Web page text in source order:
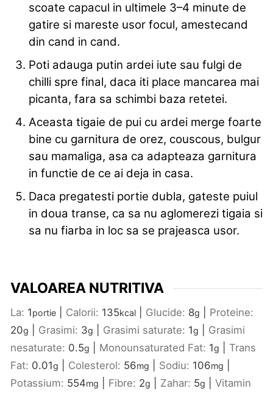
scoate capacul in ultimele 3–4 minute de
gatire si mareste usor focul, amestecand
din cand in cand.
Poti adauga putin ardei iute sau fulgi de
chilli spre final, daca iti place mancarea mai
picanta, fara sa schimbi baza retetei.
Aceasta tigaie de pui cu ardei merge foarte
bine cu garnitura de orez, couscous, bulgur
sau mamaliga, asa ca adapteaza garnitura
in functie de ce ai deja in casa.
Daca pregatesti portie dubla, gateste puiul
in doua transe, ca sa nu aglomerezi tigaia si
sa nu fiarba in loc sa se prajeasca usor.
VALOAREA NUTRITIVA
La: 1portie Calorii: 135kcal Glucide: 8g
Proteine:
20g Grasimi: 3g Grasimi saturate: 1g
Grasimi
nesaturate: 0.5g Monounsaturated Fat: 1g
Trans
Fat: 0.01g Colesterol: 56mg Sodiu: 106mg
Potassium: 554mg Fibre: 2g Zahar: 5g
Vitamin